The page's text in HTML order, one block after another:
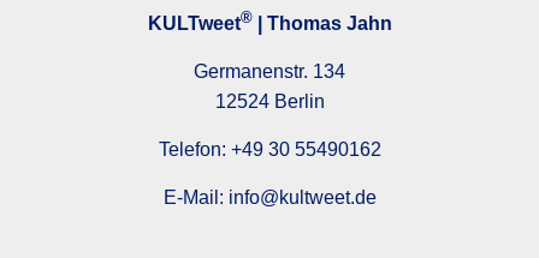
KULTweet®| Thomas Jahn
Germanenstr. 134
12524 Berlin
Telefon: +49 30 55490162
E-Mail: info@kultweet.de